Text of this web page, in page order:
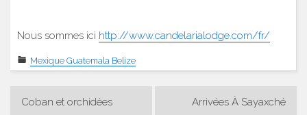
Nous sommes ici http://www.candelarialodge.com/fr/
Mexique Guatemala Belize
Navigation
Coban et orchidées Arrivées À Sayaxché